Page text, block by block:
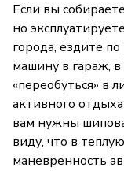
Если вы
но
города, ездите
машину в гараж, в
«переобуться» в
активного
вам нужны
виду, что в
маневренность